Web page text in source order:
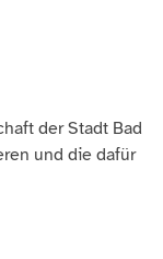
der Stadt Bad
und die dafür